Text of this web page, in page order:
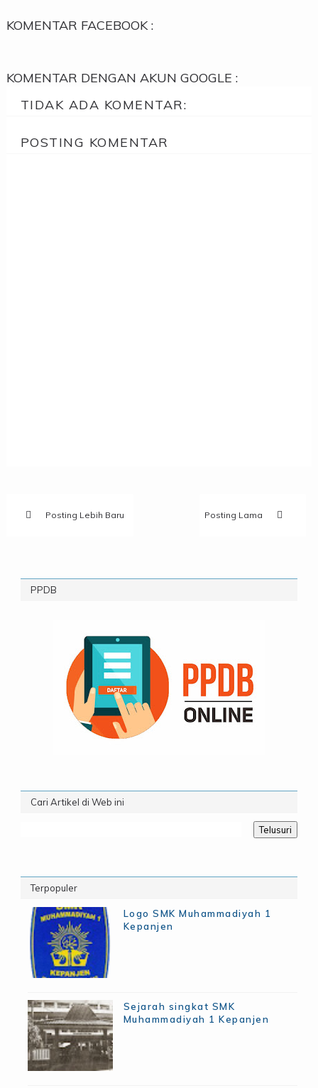
KOMENTAR FACEBOOK :
KOMENTAR DENGAN AKUN GOOGLE :
TIDAK ADA KOMENTAR:
POSTING KOMENTAR
Posting Lebih Baru Posting Lama
PPDB
Cari Artikel di Web ini
Terpopuler
Logo SMK Muhammadiyah 1
Kepanjen
Sejarah singkat SMK
Muhammadiyah 1 Kepanjen